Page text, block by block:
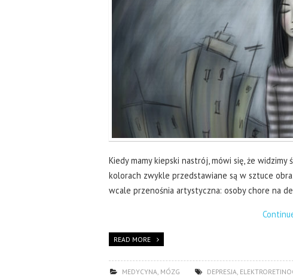
Kiedy mamy kiepski nastrój, mówi się, że
kolorach zwykle przedstawiane są w sztuce
wcale przenośnia artystyczna: osoby chore na
READ MORE
MEDYCYNA MÓZG DEPRESJA